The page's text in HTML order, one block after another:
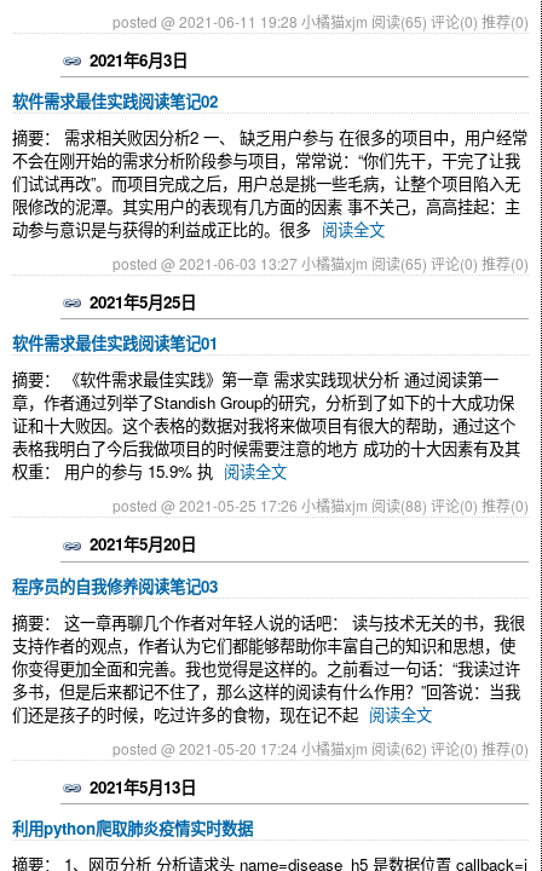
posted @ 2021-06-11 19:28 小橘猫xjm 阅读(65) 评论(0) 推荐(0)
2021年6月3日
软件需求最佳实践阅读笔记02
摘要： 需求相关败因分析2 一、 缺乏用户参与 在很多的项目中，用户经常
不会在刚开始的需求分析阶段参与项目，常常说：“你们先干，干完了让我
们试试再改”。而项目完成之后，用户总是挑一些毛病，让整个项目陷入无
限修改的泥潭。其实用户的表现有几方面的因素 事不关己，高高挂起：主
动参与意识是与获得的利益成正比的。很多 阅读全文
posted @ 2021-06-03 13:27 小橘猫xjm 阅读(65) 评论(0) 推荐(0)
2021年5月25日
软件需求最佳实践阅读笔记01
摘要： 《软件需求最佳实践》第一章 需求实践现状分析 通过阅读第一
章，作者通过列举了Standish Group的研究，分析到了如下的十大成功保
证和十大败因。这个表格的数据对我将来做项目有很大的帮助，通过这个
表格我明白了今后我做项目的时候需要注意的地方 成功的十大因素有及其
权重： 用户的参与 15.9% 执 阅读全文
posted @ 2021-05-25 17:26 小橘猫xjm 阅读(88) 评论(0) 推荐(0)
2021年5月20日
程序员的自我修养阅读笔记03
摘要： 这一章再聊几个作者对年轻人说的话吧： 读与技术无关的书，我很
支持作者的观点，作者认为它们都能够帮助你丰富自己的知识和思想，使
你变得更加全面和完善。我也觉得是这样的。之前看过一句话：“我读过许
多书，但是后来都记不住了，那么这样的阅读有什么作用？”回答说：当我
们还是孩子的时候，吃过许多的食物，现在记不起 阅读全文
posted @ 2021-05-20 17:24 小橘猫xjm 阅读(62) 评论(0) 推荐(0)
2021年5月13日
利用python爬取肺炎疫情实时数据
摘要： 1、网页分析 分析请求头 name=disease_h5 是数据位置 callback=j